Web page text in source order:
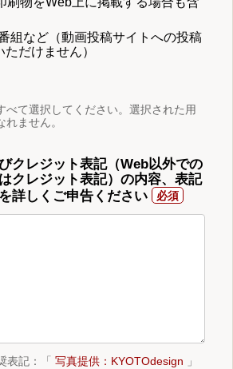
組など（動画投稿サイトへの投稿
だけません）
て選択してください。選択された用
ません。
クレジット表記（Web以外での
クレジット表記）の内容、表記
詳しくご申告ください
表記：「 写真提供：KYOTOdesign 」